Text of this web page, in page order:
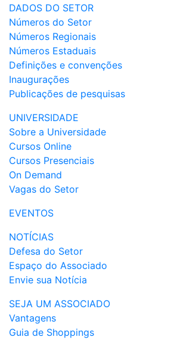
DADOS DO SETOR
Números do Setor
Números Regionais
Números Estaduais
Definições e convenções
Inaugurações
Publicações de pesquisas
UNIVERSIDADE
Sobre a Universidade
Cursos Online
Cursos Presenciais
On Demand
Vagas do Setor
EVENTOS
NOTÍCIAS
Defesa do Setor
Espaço do Associado
Envie sua Notícia
SEJA UM ASSOCIADO
Vantagens
Guia de Shoppings